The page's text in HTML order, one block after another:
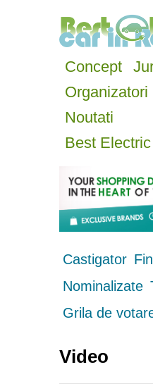
Concept
Organizatori
Noutati
Best
Castigator
Nominalizate
Grila de
Video